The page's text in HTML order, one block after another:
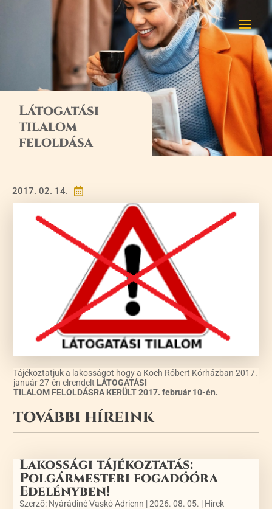
Látogatási
tilalom
feloldása

2017. 02. 14.
Tájékoztatjuk a lakosságot hogy a Koch Róbert Kórházban 2017.
január 27-én elrendelt LÁTOGATÁSI
TILALOM FELOLDÁSRA KERÜLT 2017. február 10-én.
TOVÁBBI HÍREINK
Lakossági tájékoztatás:
Polgármesteri fogadóóra
Edelényben!
Szerző: Nyárádiné Vaskó Adrienn |2026. 08. 05. | Hírek